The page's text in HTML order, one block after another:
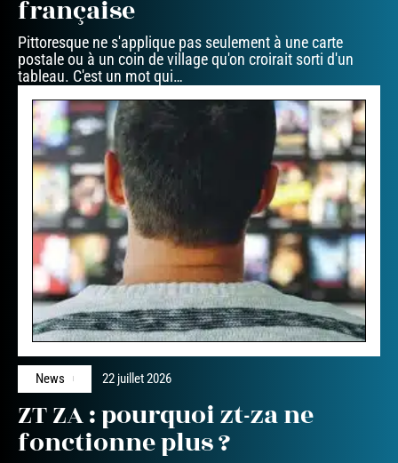
française
Pittoresque ne s'applique pas seulement à une carte
postale ou à un coin de village qu'on croirait sorti d'un
tableau. C'est un mot qui…
News 22 juillet 2026
ZT ZA : pourquoi zt-za ne
fonctionne plus ?